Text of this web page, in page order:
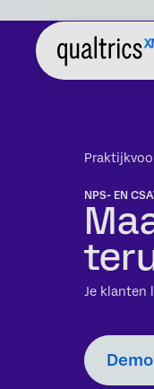
NPS- EN
Je klanten